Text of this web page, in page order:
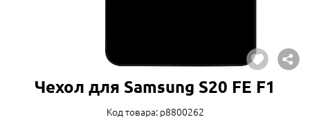
Чехол для Samsung S20 FE F1
Код товара: p8800262